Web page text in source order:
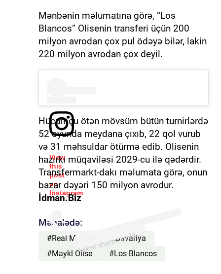
Mənbənin məlumatına görə, “Los
Blancos” Olisenin transferi üçün 200
milyon avrodan çox pul ödəyə bilər, lakin
220 milyon avrodan çox deyil.
View
this
post
on
Instagram
A post shared by
İ
d
m
a
n.
Biz
Hücumçu ötən mövsüm bütün turnirlərdə
52 oyunda meydana çıxıb, 22 qol vurub
və 31 məhsuldar ötürmə edib. Olisenin
hazırkı müqaviləsi 2029-cu ilə qədərdir.
Transfermarkt-dakı məlumata görə, onun
bazar dəyəri 150 milyon avrodur.
İdman.Biz
Məqalədə:
#Real Madrid
#Bavariya
#Maykl Olise
#Los Blancos